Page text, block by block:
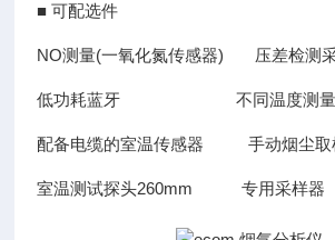
■ 可配选件
NO测量(一氧化氮传感器) 压差检测
低功耗蓝牙 不同温度测量
配备电缆的室温传感器 手动烟尘取
室温测试探头260mm 专用采样器